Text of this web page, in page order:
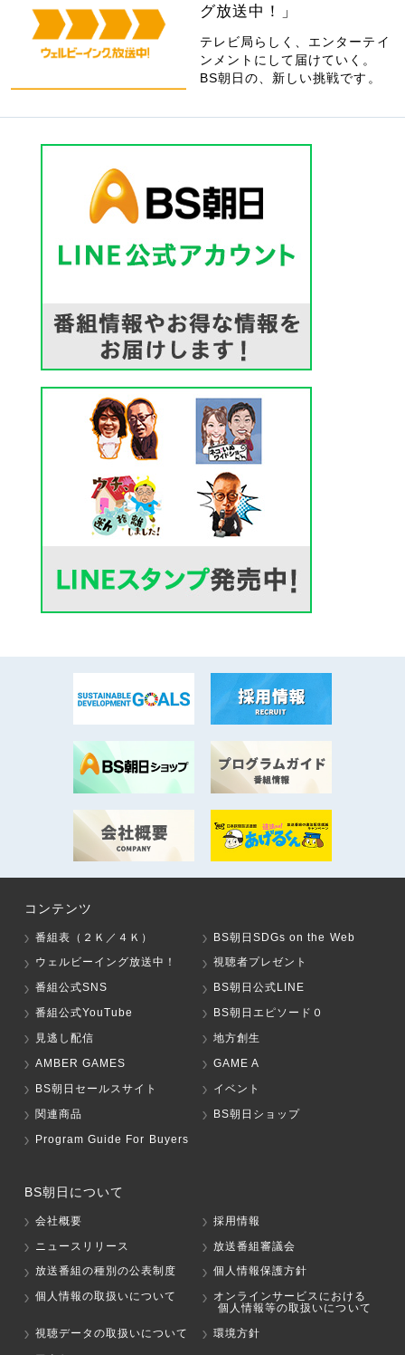
グ放送中！」
テレビ局らしく、エンターテイ
ンメントにして届けていく。
BS朝日の、新しい挑戦です。
コンテンツ
番組表（２Ｋ／４Ｋ）
BS朝日SDGs on the Web
ウェルビーイング放送中！
視聴者プレゼント
番組公式SNS
BS朝日公式LINE
番組公式YouTube
BS朝日エピソード０
見逃し配信
地方創生
AMBER GAMES
GAME A
BS朝日セールスサイト
イベント
関連商品
BS朝日ショップ
Program Guide For Buyers
BS朝日について
会社概要
採用情報
ニュースリリース
放送番組審議会
放送番組の種別の公表制度
個人情報保護方針
個人情報の取扱いについて
オンラインサービスにおける
個人情報等の取扱いについて
視聴データの取扱いについて
環境方針